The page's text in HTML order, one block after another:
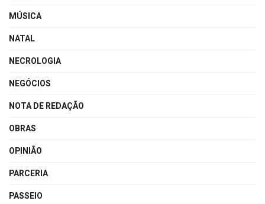
MÚSICA
NATAL
NECROLOGIA
NEGÓCIOS
NOTA DE REDAÇÃO
OBRAS
OPINIÃO
PARCERIA
PASSEIO